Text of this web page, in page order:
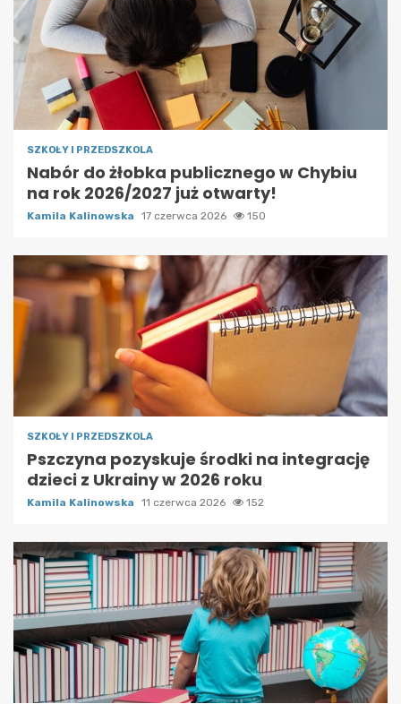
SZKOŁY I PRZEDSZKOLA
Nabór do żłobka publicznego w Chybiu
na rok 2026/2027 już otwarty!
Kamila Kalinowska 17 czerwca 2026 150
SZKOŁY I PRZEDSZKOLA
Pszczyna pozyskuje środki na integrację
dzieci z Ukrainy w 2026 roku
Kamila Kalinowska 11 czerwca 2026 152